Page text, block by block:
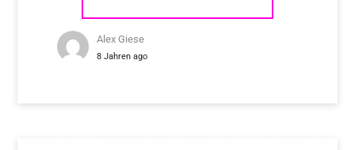
Alex Giese
8 Jahren ago